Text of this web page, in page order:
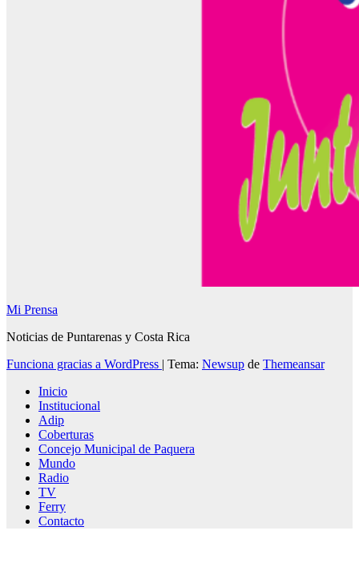
Mi Prensa
Noticias de Puntarenas y Costa Rica
Funciona gracias a WordPress | Tema: Newsup de Themeansar
Inicio
Institucional
Adip
Coberturas
Concejo Municipal de Paquera
Mundo
Radio
TV
Ferry
Contacto